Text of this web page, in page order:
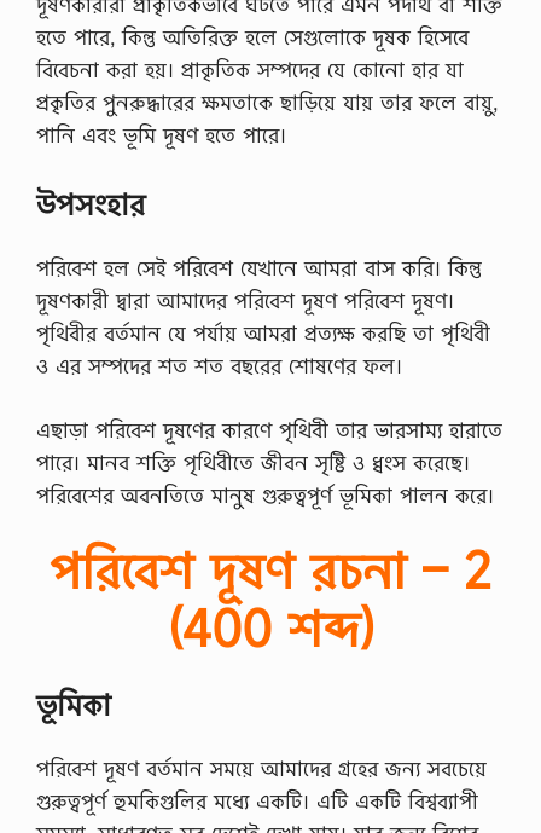
হতে পারে, কিন্তু অতিরিক্ত হলে সেগুলোকে দূষক হিসেবে
বিবেচনা করা হয়। প্রাকৃতিক সম্পদের যে কোনো হার যা
প্রকৃতির পুনরুদ্ধারের ক্ষমতাকে ছাড়িয়ে যায় তার ফলে বায়ু,
পানি এবং ভূমি দূষণ হতে পারে।
উপসংহার
পরিবেশ হল সেই পরিবেশ যেখানে আমরা বাস করি। কিন্তু
দূষণকারী দ্বারা আমাদের পরিবেশ দূষণ পরিবেশ দূষণ।
পৃথিবীর বর্তমান যে পর্যায় আমরা প্রত্যক্ষ করছি তা পৃথিবী
ও এর সম্পদের শত শত বছরের শোষণের ফল।
এছাড়া পরিবেশ দূষণের কারণে পৃথিবী তার ভারসাম্য হারাতে
পারে। মানব শক্তি পৃথিবীতে জীবন সৃষ্টি ও ধ্বংস করেছে।
পরিবেশের অবনতিতে মানুষ গুরুত্বপূর্ণ ভূমিকা পালন করে।
পরিবেশ দূষণ রচনা – 2
(400 শব্দ)
ভূমিকা
পরিবেশ দূষণ বর্তমান সময়ে আমাদের গ্রহের জন্য সবচেয়ে
গুরুত্বপূর্ণ হুমকিগুলির মধ্যে একটি। এটি একটি বিশ্বব্যাপী